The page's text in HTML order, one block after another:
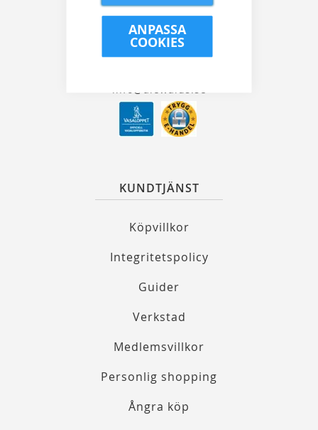
ANPASSA
COOKIES
info@alewalds.se
KUNDTJÄNST
Köpvillkor
Integritetspolicy
Guider
Verkstad
Medlemsvillkor
Personlig shopping
Ångra köp